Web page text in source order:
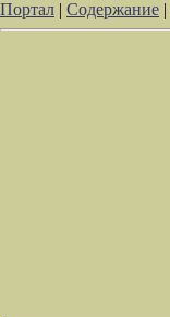
Портал | Содержание |